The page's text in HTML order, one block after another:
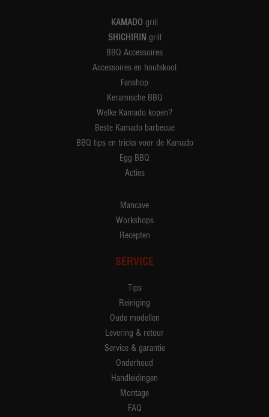
KAMADO grill
SHICHIRIN grill
BBQ Accessoires
Accessoires en houtskool
Fanshop
Keramische BBQ
Welke Kamado kopen?
Beste Kamado barbecue
BBQ tips en tricks voor de Kamado
Egg BBQ
Acties
Mancave
Workshops
Recepten
SERVICE
Tips
Reiniging
Oude modellen
Levering & retour
Service & garantie
Onderhoud
Handleidingen
Montage
FAQ